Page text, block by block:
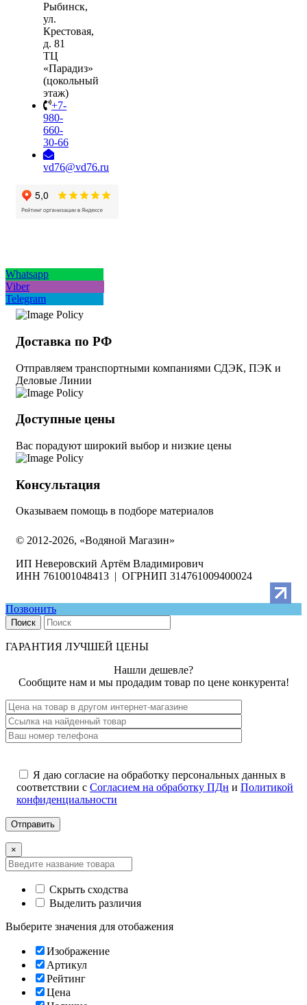
Рыбинск,
ул.
Крестовая,
д. 81
ТЦ
«Парадиз»
(цокольный
этаж)
+7-
980-
660-
30-66
vd76@vd76.ru
Whatsapp
Viber
Telegram
Доставка по РФ
Отправляем транспортными компаниями СДЭК, ПЭК и
Деловые Линии
Доступные цены
Вас порадуют широкий выбор и низкие цены
Консультация
Оказываем помощь в подборе материалов
© 2012-2026, «Водяной Магазин»
ИП Неверовский Артём Владимирович
ИНН 761001048413 | ОГРНИП 314761009400024
Позвонить
Поиск
ГАРАНТИЯ ЛУЧШЕЙ ЦЕНЫ
Нашли дешевле?
Сообщите нам и мы продадим товар по цене конкурента!
Я даю согласие на обработку персональных данных в
соответствии с Согласием на обработку ПДн и Политикой
конфиденциальности
×
Скрыть сходства
Выделить различия
Выберите значения для отобажения
Изображение
Артикул
Рейтинг
Цена